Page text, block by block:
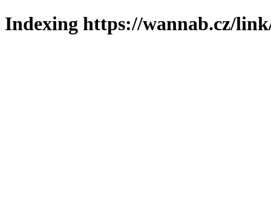
Indexing https://wannab.cz/